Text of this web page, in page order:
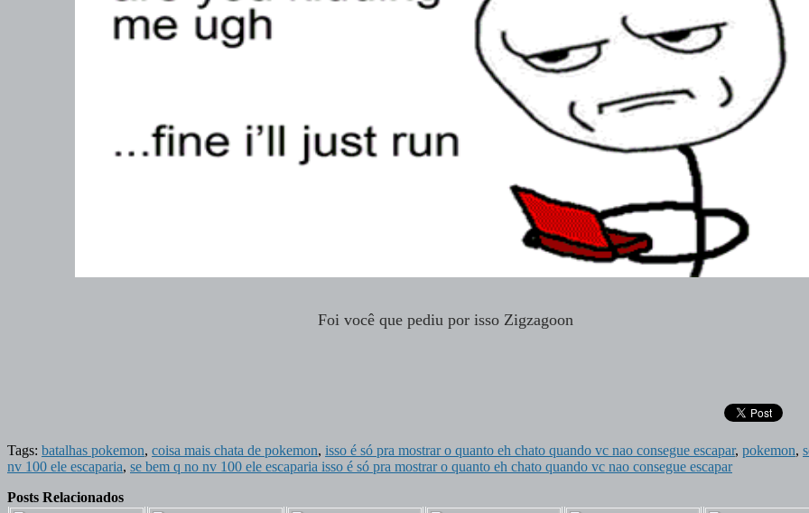
Foi você que pediu por isso Zigzagoon
Tags: batalhas pokemon, coisa mais chata de pokemon, isso é só pra mostrar o quanto eh chato quando vc nao consegue escapar, pokemon,
nv 100 ele escaparia, se bem q no nv 100 ele escaparia isso é só pra mostrar o quanto eh chato quando vc nao consegue escapar
Posts Relacionados